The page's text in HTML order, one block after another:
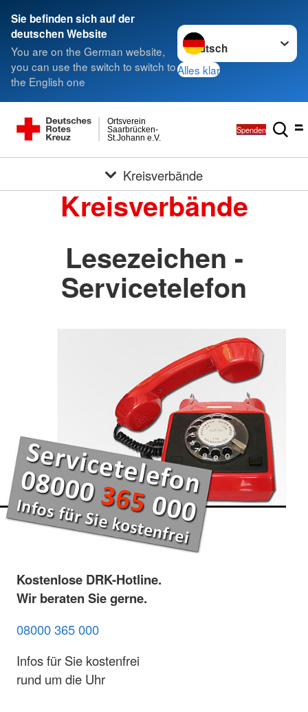
Sie befinden sich auf der
deutschen Website
You are on the German website,
you can use the switch to switch to
the English one
Sprache wechseln zu
Alles klar
St.Johann e.V.
Saarbrücken-
Ortsverein
Spenden
Kreisverbände
Kreisverbände
Lesezeichen -
Servicetelefon
Kostenlose DRK-Hotline.
Wir beraten Sie gerne.
08000 365 000
Infos für Sie kostenfrei
rund um die Uhr